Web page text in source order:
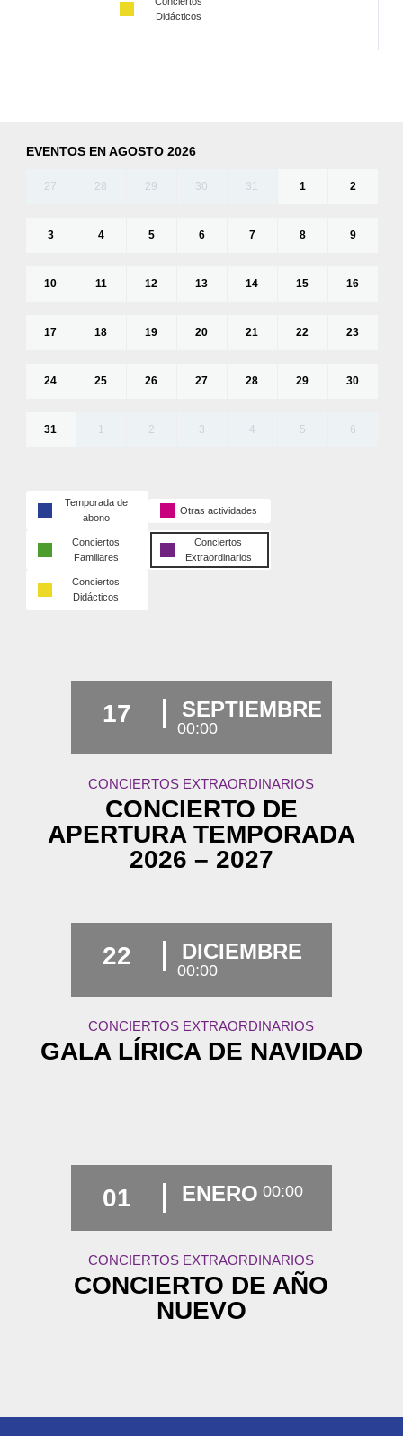
Didácticos
EVENTOS EN AGOSTO 2026
27 28 29 30 31 1 2
3 4 5 6 7 8 9
10 11 12 13 14 15 16
17 18 19 20 21 22 23
24 25 26 27 28 29 30
31 1 2 3 4 5 6
Temporada de
abono
Otras actividades
Conciertos
Familiares
Conciertos
Extraordinarios
Conciertos
Didácticos
17 SEPTIEMBRE
00:00
CONCIERTOS EXTRAORDINARIOS
CONCIERTO DE
APERTURA TEMPORADA
2026 – 2027
22 DICIEMBRE
00:00
CONCIERTOS EXTRAORDINARIOS
GALA LÍRICA DE NAVIDAD
01 ENERO 00:00
CONCIERTOS EXTRAORDINARIOS
CONCIERTO DE AÑO
NUEVO